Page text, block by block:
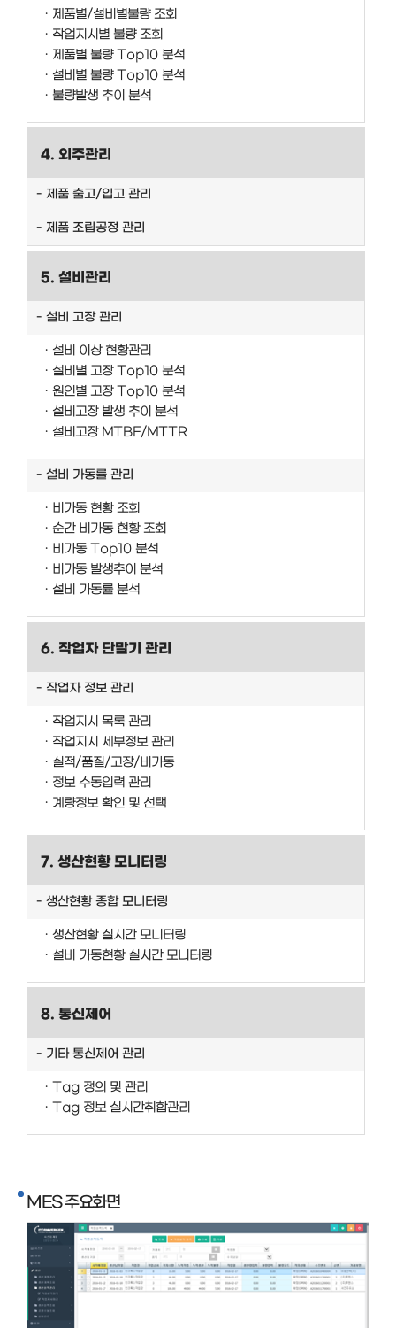
제품별/설비별불량 조회
작업지시별 불량 조회
제품별 불량 Top10 분석
설비별 불량 Top10 분석
불량발생 추이 분석
4. 외주관리
제품 출고/입고 관리
제품 조립공정 관리
5. 설비관리
설비 고장 관리
설비 이상 현황관리
설비별 고장 Top10 분석
원인별 고장 Top10 분석
설비고장 발생 추이 분석
설비고장 MTBF/MTTR
설비 가동률 관리
비가동 현황 조회
순간 비가동 현황 조회
비가동 Top10 분석
비가동 발생추이 분석
설비 가동률 분석
6. 작업자 단말기 관리
작업자 정보 관리
작업지시 목록 관리
작업지시 세부정보 관리
실적/품질/고장/비가동
정보 수동입력 관리
계량정보 확인 및 선택
7. 생산현황 모니터링
생산현황 종합 모니터링
생산현황 실시간 모니터링
설비 가동현황 실시간 모니터링
8. 통신제어
기타 통신제어 관리
Tag 정의 및 관리
Tag 정보 실시간취합관리
MES 주요화면